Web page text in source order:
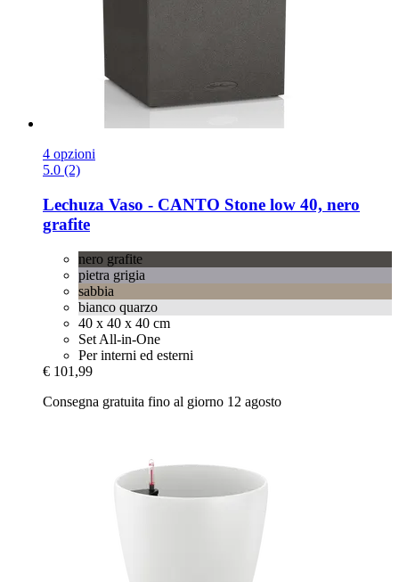
4 opzioni
5.0 (2)
Lechuza Vaso -​ CANTO Stone low 40, nero
grafite
nero grafite
pietra grigia
sabbia
bianco quarzo
40 x 40 x 40 cm
Set All-in-One
Per interni ed esterni
€ 101,99
Consegna gratuita fino al giorno 12 agosto